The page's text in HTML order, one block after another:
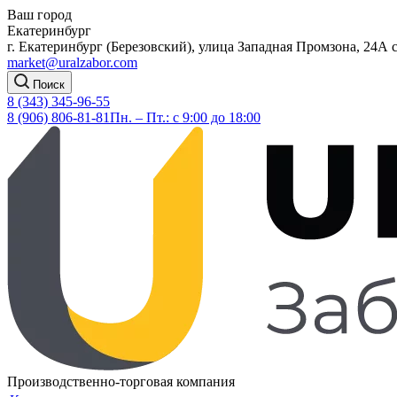
Ваш город
Екатеринбург
г. Екатеринбург (Березовский), улица Западная Промзона, 24А
market@uralzabor.com
Поиск
8 (343) 345-96-55
8 (906) 806-81-81Пн. – Пт.: с 9:00 до 18:00
Производственно-торговая компания